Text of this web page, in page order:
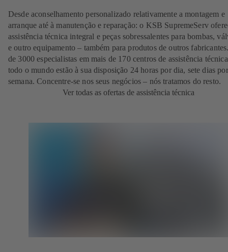
Desde aconselhamento personalizado relativamente a montagem e
arranque até à manutenção e reparação: o KSB SupremeServ
assistência técnica integral e peças sobressalentes para bombas,
e outro equipamento – também para produtos de outros
de 3000 especialistas em mais de 170 centros de assistência
todo o mundo estão à sua disposição 24 horas por dia, sete dias por
semana. Concentre-se nos seus negócios – nós tratamos do resto.
Ver todas as ofertas de assistência técnica